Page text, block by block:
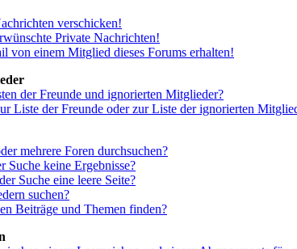
verschicken!
Private Nachrichten!
von einem Mitglied dieses Forums erhalten!
der Freunde und ignorierten Mitglieder?
Liste der Freunde oder zur Liste der ignorierten
mehrere Foren durchsuchen?
Suche keine Ergebnisse?
Suche eine leere Seite?
suchen?
Beiträge und Themen finden?